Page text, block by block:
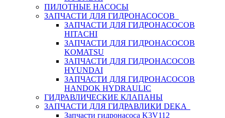
ПИЛОТНЫЕ НАСОСЫ
ЗАПЧАСТИ ДЛЯ ГИДРОНАСОСОВ
ЗАПЧАСТИ ДЛЯ ГИДРОНАСОСОВ
HITACHI
ЗАПЧАСТИ ДЛЯ ГИДРОНАСОСОВ
KOMATSU
ЗАПЧАСТИ ДЛЯ ГИДРОНАСОСОВ
HYUNDAI
ЗАПЧАСТИ ДЛЯ ГИДРОНАСОСОВ
HANDOK HYDRAULIC
ГИДРАВЛИЧЕСКИЕ КЛАПАНЫ
ЗАПЧАСТИ ДЛЯ ГИДРАВЛИКИ DEKA
Запчасти гидронасоса K3V112